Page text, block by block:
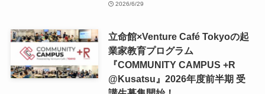
2026/6/29
立命館×Venture Café Tokyoの起
業家教育プログラム
『COMMUNITY CAMPUS +R
@Kusatsu』2026年度前半期 受